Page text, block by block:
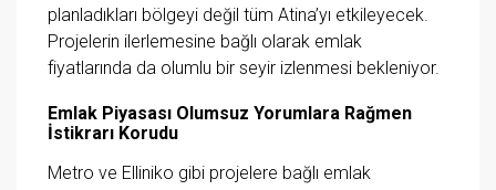
planladıkları bölgeyi değil tüm Atina’yı etkileyecek.
Projelerin ilerlemesine bağlı olarak emlak
fiyatlarında da olumlu bir seyir izlenmesi bekleniyor.
Emlak Piyasası Olumsuz Yorumlara Rağmen
İstikrarı Korudu
Metro ve Elliniko gibi projelere bağlı emlak